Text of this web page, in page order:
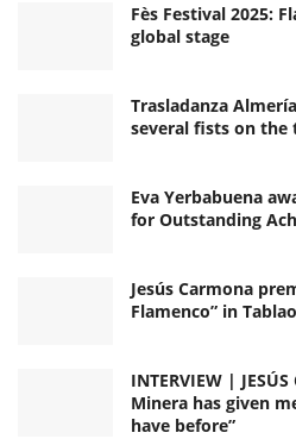
Fès Festival 2025:
global stage
Trasladanza
several fists on the
Eva Yerbabuena
for Outstanding
Jesús Carmona
Flamenco” in
INTERVIEW |
Minera has given
have before”